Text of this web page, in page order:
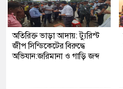
অতিরিক্ত ভাড়া আদায়: ট্যুরিস্ট
জীপ সিন্ডিকেটের বিরুদ্ধে
অভিযান:জরিমানা ও গাড়ি জব্দ